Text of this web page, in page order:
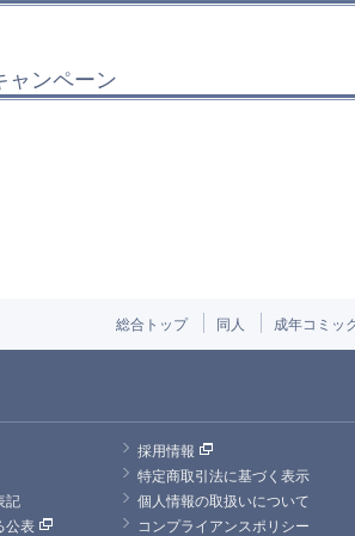
ャンペーン
総合トップ 同人 成年コミッ
採用情報
特定商取引法に基づく表示
記
個人情報の取扱いについて
公表
コンプライアンスポリシー